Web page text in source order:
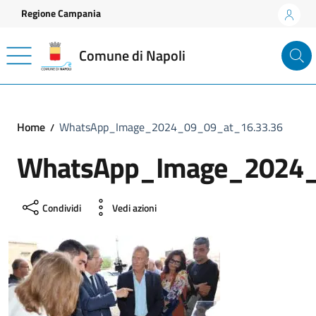
Vai ai contenuti
Vai al footer
Regione Campania
Comune di Napoli
Home WhatsApp_Image_2024_09_09_at_16.33.36
Condividi Vedi azioni